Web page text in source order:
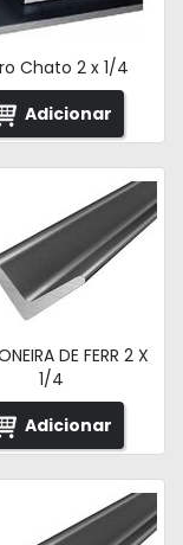
Chato 2 x 1/4
Adicionar
DE FERR 2 X
1/4
Adicionar